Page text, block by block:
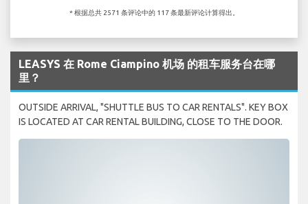
* 根据总共 2571 条评论中的 117 条最新评论计算得出。
LEASYS 在 Rome Ciampino 机场 的租车服务台在哪
里？
OUTSIDE ARRIVAL, "SHUTTLE BUS TO CAR RENTALS". KEY BOX
IS LOCATED AT CAR RENTAL BUILDING, CLOSE TO THE DOOR.